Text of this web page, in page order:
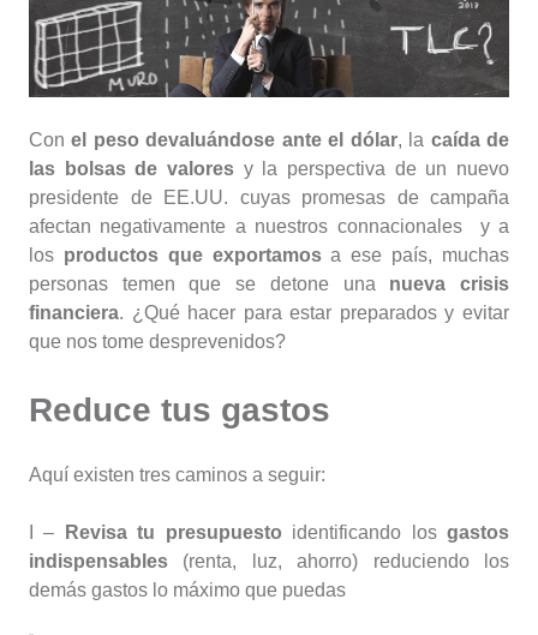
Conel peso devaluándose ante el dólar, la caída de
las bolsas de valores y la perspectiva de un nuevo
presidente de EE.UU. cuyas promesas de campaña
afectan negativamente a nuestros connacionales y a
los productos que exportamosa ese país, muchas
personas temen que se detone una nueva crisis
financiera. ¿Qué hacer para estar preparados y evitar
que nos tome desprevenidos?
Reduce tus gastos
Aquí existen tres caminos a seguir:
I – Revisa tu presupuesto identificando losgastos
indispensables (renta, luz, ahorro) reduciendo los
demás gastos lo máximo que puedas